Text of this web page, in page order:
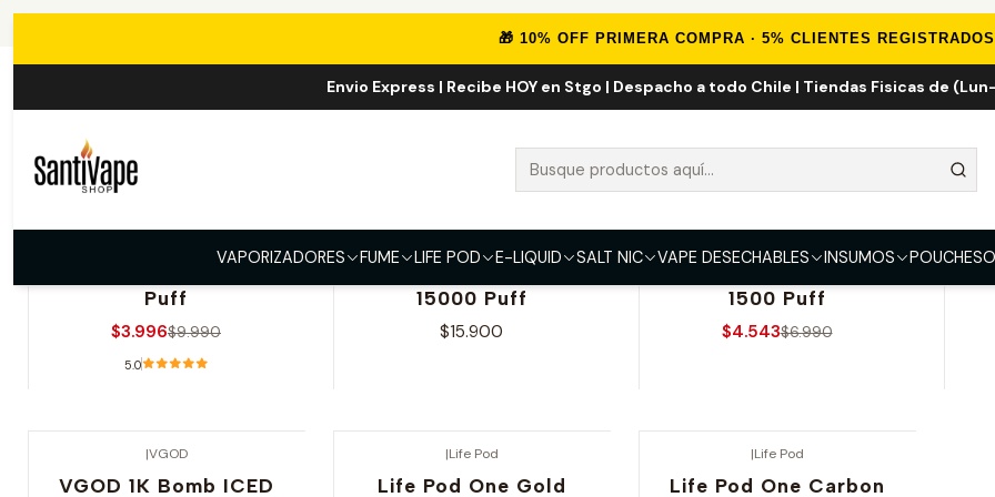
🎁 10% OFF PRIMERA COMPRA · 5% CLIENTES REGISTRADOS
Envio Express | Recibe HOY en Stgo | Despacho a todo Chile | Tiendas Fisicas de
VAPORIZADORES FUME LIFE POD E-LIQUID SALT NIC VAPE DESECHABLES INSUMOS POUCHES
DESECHABLES
Vaporizadores Desechables en oferta sin cambio ni
Puff
$3.996$9.990
5.0
15000 Puff
$15.900
-35% OFERTA
1500 Puff
$4.543$6.990
-
|VGOD
VGOD 1K Bomb ICED
|Life Pod
Life Pod One Gold
|Life Pod
Life Pod One Carbon